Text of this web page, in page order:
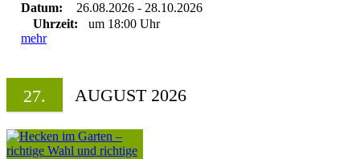
Datum:
26.08.2026 - 28.10.2026
Uhrzeit:
um 18:00 Uhr
mehr
27. AUGUST 2026